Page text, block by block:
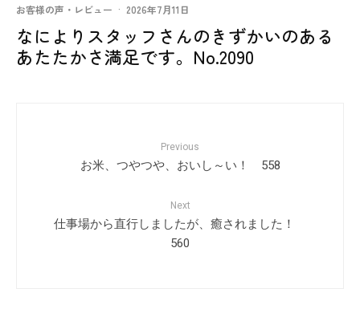
お客様の声・レビュー · 2026年7月11日
なによりスタッフさんのきずかいのある
あたたかさ満足です。No.2090
Previous
お米、つやつや、おいし～い！ 558
Next
仕事場から直行しましたが、癒されました！
560